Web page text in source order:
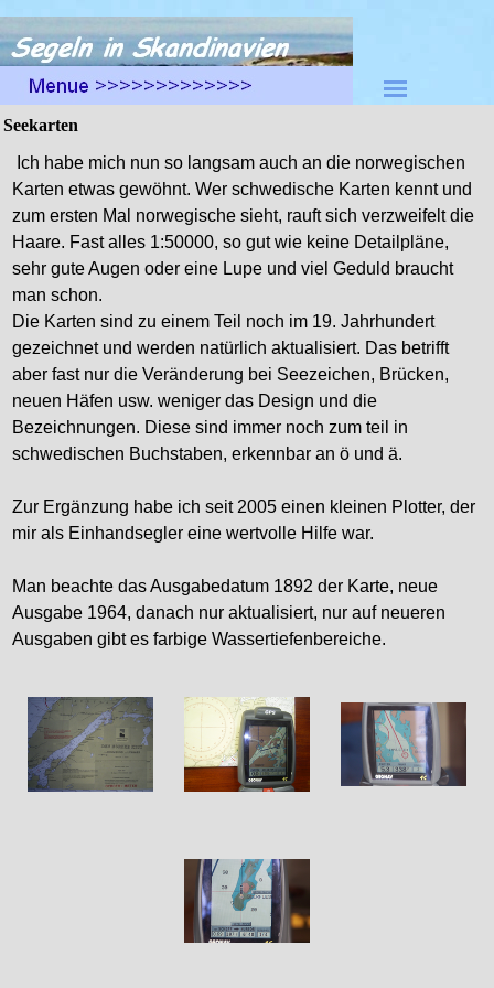
Menü überspringen
Seekarten
Ich habe mich nun so langsam auch an die norwegischen
Karten etwas gewöhnt. Wer schwedische Karten kennt und
zum ersten Mal norwegische sieht, rauft sich verzweifelt die
Haare. Fast alles 1:50000, so gut wie keine Detailpläne,
sehr gute Augen oder eine Lupe und viel Geduld braucht
man schon.
Die Karten sind zu einem Teil noch im 19. Jahrhundert
gezeichnet und werden natürlich aktualisiert. Das betrifft
aber fast nur die Veränderung bei Seezeichen, Brücken,
neuen Häfen usw. weniger das Design und die
Bezeichnungen. Diese sind immer noch zum teil in
schwedischen Buchstaben, erkennbar an ö und ä.
Zur Ergänzung habe ich seit 2005 einen kleinen Plotter, der
mir als Einhandsegler eine wertvolle Hilfe war.
Man beachte das Ausgabedatum 1892 der Karte, neue
Ausgabe 1964, danach nur aktualisiert, nur auf neueren
Ausgaben gibt es farbige Wassertiefenbereiche.